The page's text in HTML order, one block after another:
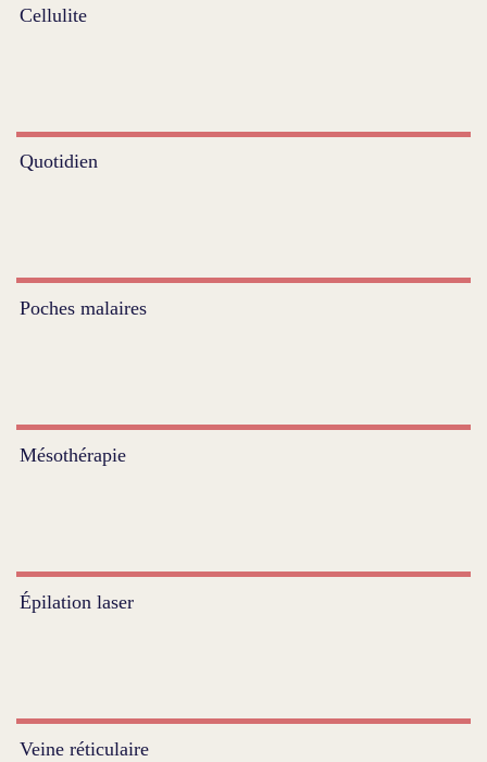
Cellulite
Quotidien
Poches malaires
Mésothérapie
Épilation laser
Veine réticulaire